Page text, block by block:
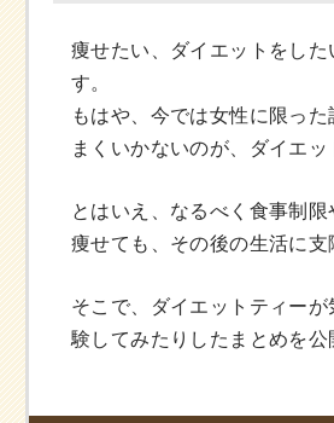
痩せたい、ダイエットをし
す。
もはや、今では女性に限っ
まくいかないのが、ダイエッ
とはいえ、なるべく食事制
痩せても、その後の生活に支
そこで、ダイエットティー
験してみたりしたまとめを公